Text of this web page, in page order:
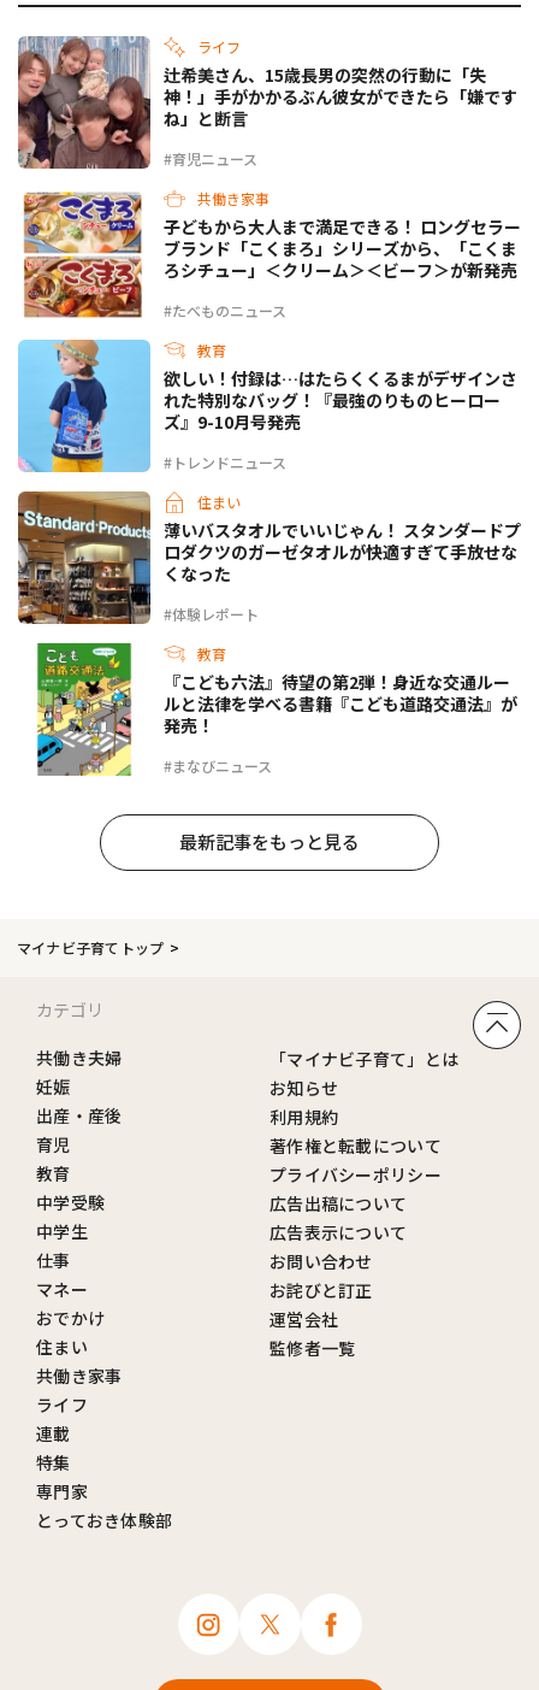
ライフ
#育児ニュース
辻希美さん、15歳長男の突然の行動に「失
神！」手がかかるぶん彼女ができたら「嫌です
ね」と断言
共働き家事
#たべものニュース
子どもから大人まで満足できる！ ロングセラー
ブランド「こくまろ」シリーズから、「こくま
ろシチュー」＜クリーム＞＜ビーフ＞が新発売
教育
#トレンドニュース
欲しい！付録は…はたらくくるまがデザインさ
れた特別なバッグ！『最強のりものヒーロー
ズ』9-10月号発売
住まい
#体験レポート
薄いバスタオルでいいじゃん！ スタンダードプ
ロダクツのガーゼタオルが快適すぎて手放せな
くなった
教育
#まなびニュース
『こども六法』待望の第2弾！身近な交通ルー
ルと法律を学べる書籍『こども道路交通法』が
発売！
最新記事をもっと見る
マイナビ子育てトップ
カテゴリ
共働き夫婦
妊娠
出産・産後
育児
教育
中学受験
中学生
仕事
マネー
おでかけ
住まい
共働き家事
ライフ
連載
特集
専門家
とっておき体験部
「マイナビ子育て」とは
お知らせ
利用規約
著作権と転載について
プライバシーポリシー
広告出稿について
広告表示について
お問い合わせ
お詫びと訂正
運営会社
監修者一覧